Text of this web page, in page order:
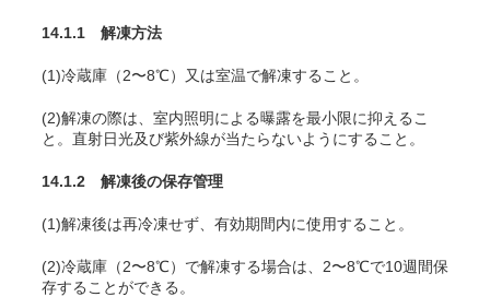
14.1.1 解凍方法
(1)冷蔵庫（2〜8℃）又は室温で解凍すること。
(2)解凍の際は、室内照明による曝露を最小限に抑えるこ
と。直射日光及び紫外線が当たらないようにすること。
14.1.2 解凍後の保存管理
(1)解凍後は再冷凍せず、有効期間内に使用すること。
(2)冷蔵庫（2〜8℃）で解凍する場合は、2〜8℃で10週間保
存することができる。